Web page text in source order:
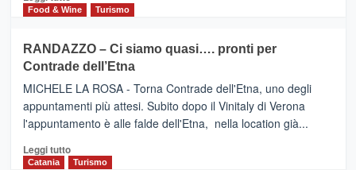
nella
classifica
FOUR
IL
NUOVO
SUMMER
CLUB
di
VIAGRANDE
(Ct)
–
Benanti
presenta
“Vino
&
Cultura
Food & Wine Turismo
RANDAZZO – Ci siamo quasi…. pronti per
Contrade dell’Etna
MICHELE LA ROSA - Torna Contrade dell'Etna, uno degli
appuntamenti più attesi. Subito dopo il Vinitaly di Verona
l'appuntamento è alle falde dell'Etna, nella location già...
Leggi tuttoLeggi
di
Catania Turismo